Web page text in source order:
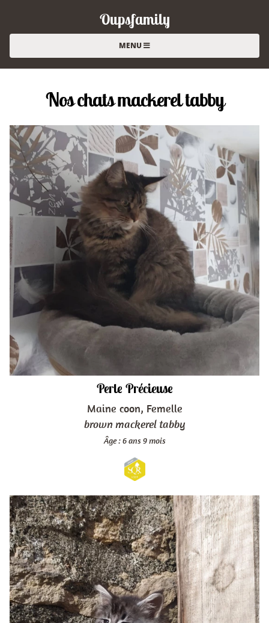
Oupsfamily
MENU
Nos chats mackerel tabby
Perle Précieuse
Maine coon, Femelle
brown mackerel tabby
Âge : 6 ans 9 mois